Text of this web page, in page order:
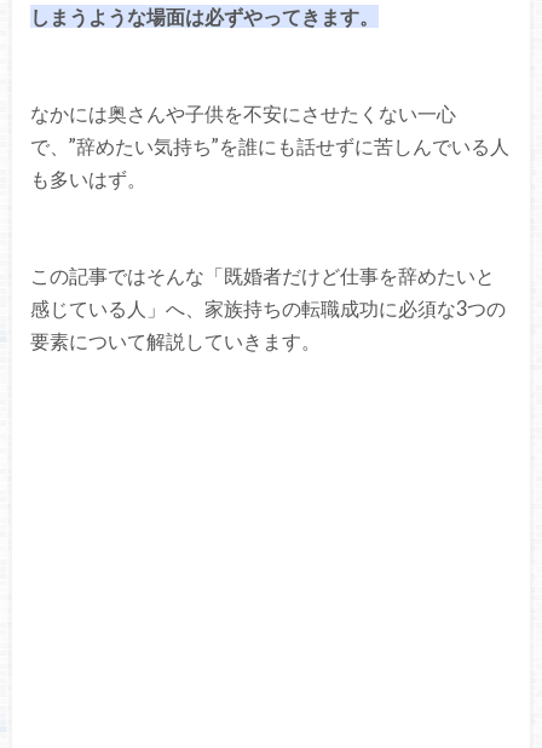
しまうような場面は必ずやってきます。
なかには奥さんや子供を不安にさせたくない一心
で、”辞めたい気持ち”を誰にも話せずに苦しんでいる人
も多いはず。
この記事ではそんな「既婚者だけど仕事を辞めたいと
感じている人」へ、家族持ちの転職成功に必須な3つの
要素について解説していきます。